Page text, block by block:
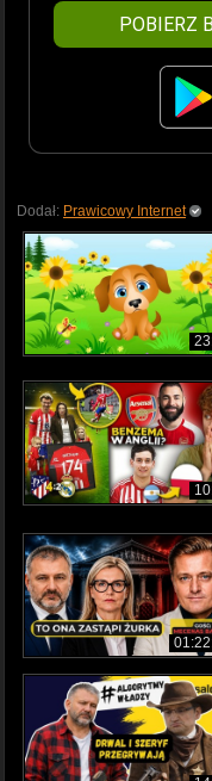
POBIERZ
Dodał: Prawicowy Internet